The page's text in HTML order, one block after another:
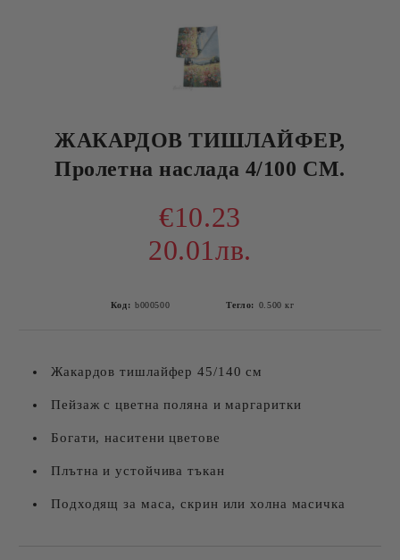
ЖАКАРДОВ ТИШЛАЙФЕР,
Пролетна наслада 4/100 СМ.
€10.23
20.01лв.
Код: b000500 Тегло: 0.500 кг
Жакардов тишлайфер 45/140 см
Пейзаж с цветна поляна и маргаритки
Богати, наситени цветове
Плътна и устойчива тъкан
Подходящ за маса, скрин или холна масичка